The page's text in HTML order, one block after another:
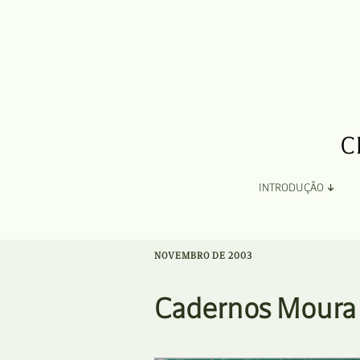
INTRODUÇÃO
Ficha Técnica e Apoios
NOVEMBRO DE 2003
Cadernos